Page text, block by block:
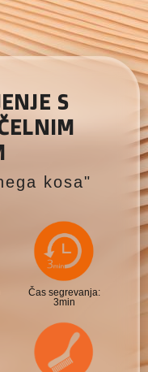
S
kosa"
Čas segrevanja:
3min